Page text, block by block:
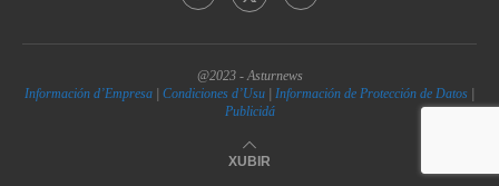
@2023 - Asturnews
Información d’Empresa | Condiciones d’Usu | Información de Protección de Datos |
Publicidá
XUBIR